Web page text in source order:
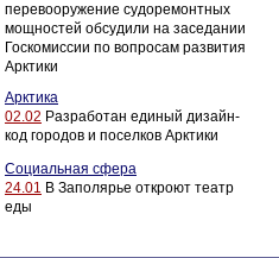
перевооружение судоремонтных
мощностей обсудили на заседании
Госкомиссии по вопросам развития
Арктики
Арктика
02.02 Разработан единый дизайн-
код городов и поселков Арктики
Социальная сфера
24.01 В Заполярье откроют театр
еды